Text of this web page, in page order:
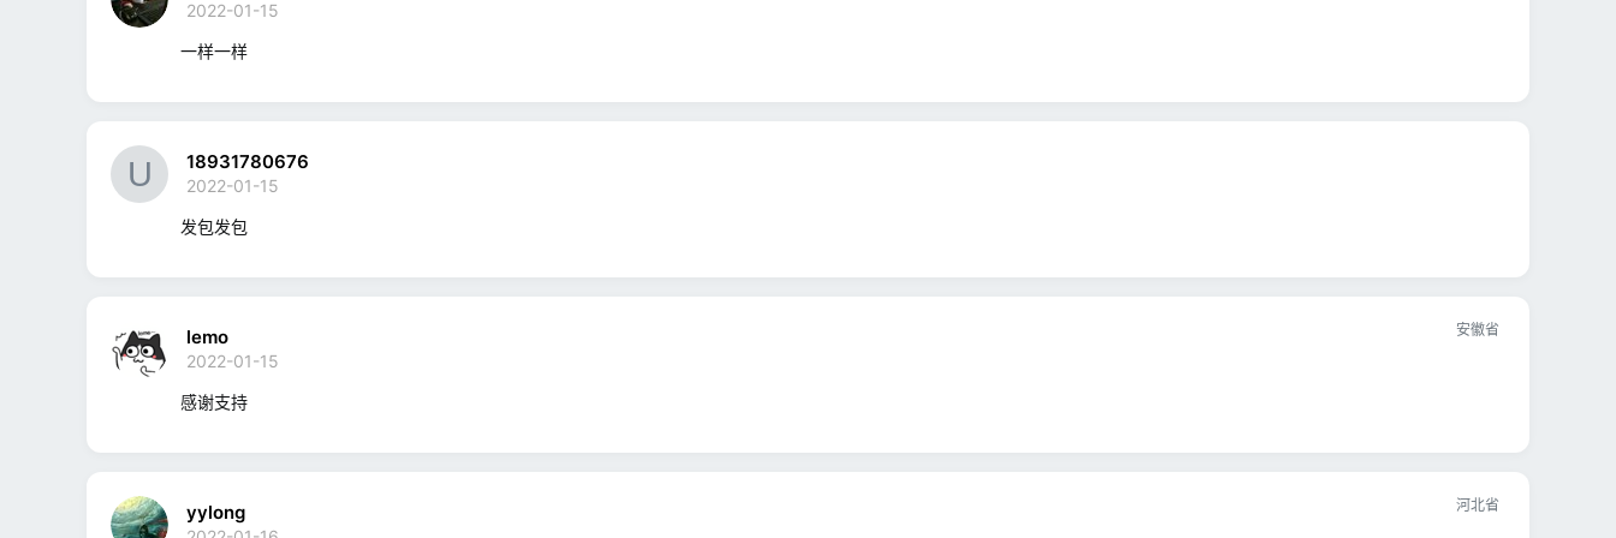
2022-01-15
一样一样
18931780676
2022-01-15
发包发包
lemoㅤ
2022-01-15
安徽省
感谢支持
yylong 河北省